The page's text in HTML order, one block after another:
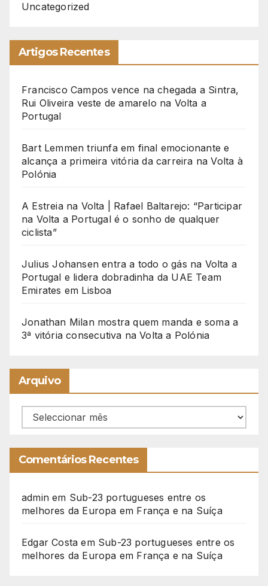
Uncategorized
Artigos Recentes
Francisco Campos vence na chegada a Sintra,
Rui Oliveira veste de amarelo na Volta a
Portugal
Bart Lemmen triunfa em final emocionante e
alcança a primeira vitória da carreira na Volta à
Polónia
A Estreia na Volta | Rafael Baltarejo: “Participar
na Volta a Portugal é o sonho de qualquer
ciclista”
Julius Johansen entra a todo o gás na Volta a
Portugal e lidera dobradinha da UAE Team
Emirates em Lisboa
Jonathan Milan mostra quem manda e soma a
3ª vitória consecutiva na Volta a Polónia
Arquivo
Arquivo
Comentários Recentes
admin em Sub-23 portugueses entre os
melhores da Europa em França e na Suíça
Edgar Costa em Sub-23 portugueses entre os
melhores da Europa em França e na Suíça